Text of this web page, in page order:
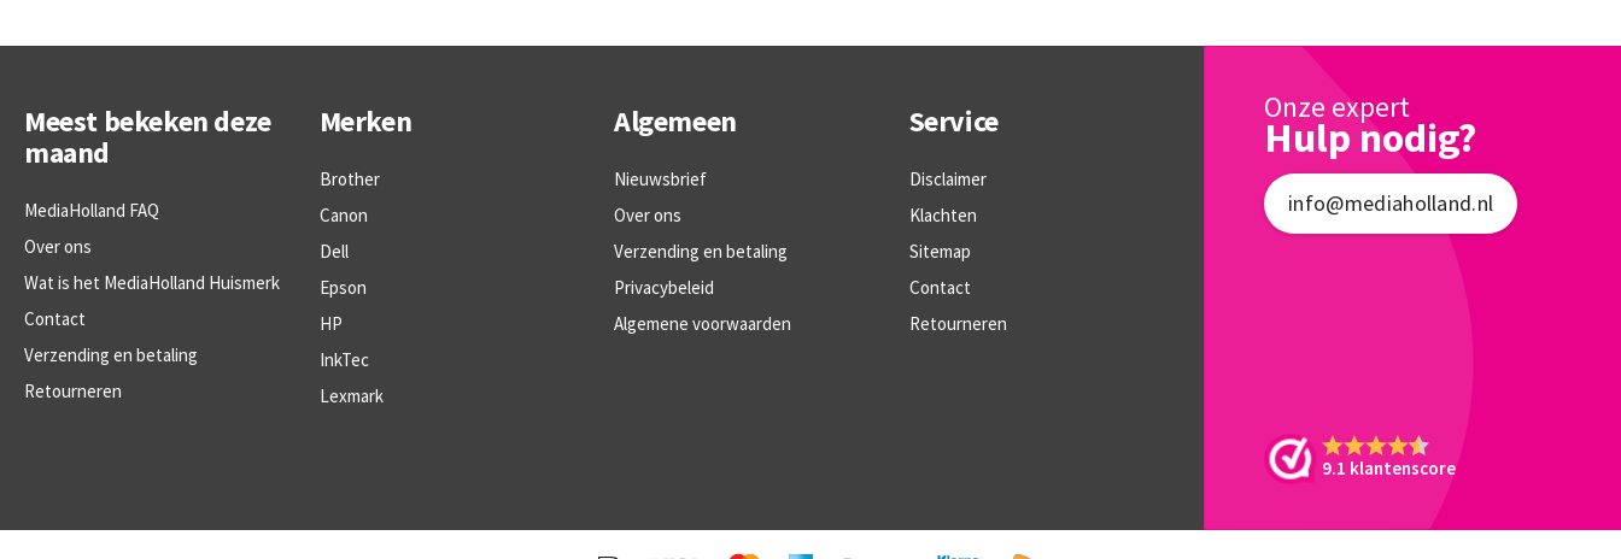
Meest bekeken deze
maand
MediaHolland FAQ
Over ons
Wat is het MediaHolland Huismerk
Contact
Verzending en betaling
Retourneren
Merken
Brother
Canon
Dell
Epson
HP
InkTec
Lexmark
Algemeen
Nieuwsbrief
Over ons
Verzending en betaling
Privacybeleid
Algemene voorwaarden
Service
Disclaimer
Klachten
Sitemap
Contact
Retourneren
Onze expert
Hulp nodig?
info@mediaholland.nl
9.1 klantenscore